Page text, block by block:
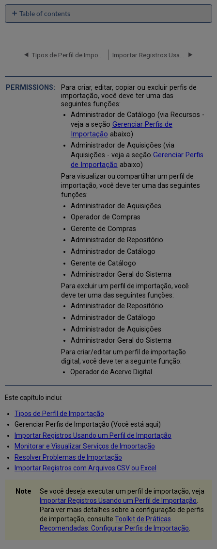
Table of contents
Importação
Página
de
Importação
Perfis
Importação
Abas
Página
Importação
Ações
Disponíveis
Importação
Importação:
Tipo
de
Perfil
Criar/Editar
um
Perfil
de
Gerais
Testar
Para criar, editar, copiar ou excluir perfis de
importação, você deve ter uma das
seguintes funções:
Administrador de Catálogo (via Recursos -
veja a seção Gerenciar Perfis de
Importação abaixo)
Administrador de Aquisições (via
Aquisições - veja a seção Gerenciar Perfis
de Importação abaixo)
Para visualizar ou compartilhar um perfil de
importação, você deve ter uma das seguintes
funções:
Administrador de Aquisições
Operador de Compras
Gerente de Compras
Administrador de Repositório
Administrador de Catálogo
Gerente de Catálogo
Administrador Geral do Sistema
Para excluir um perfil de importação, você
deve ter uma das seguintes funções:
Administrador de Repositório
Administrador de Catálogo
Administrador de Aquisições
Administrador Geral do Sistema
Para criar/editar um perfil de importação
digital, você deve ter a seguinte função:
Operador de Acervo Digital
Este capítulo inclui:
Tipos de Perfil de Importação
Gerenciar Perfis de Importação (Você está aqui)
Importar Registros Usando um Perfil de Importação
Monitorar e Visualizar Serviços de Importação
Resolver Problemas de Importação
Importar Registros com Arquivos CSV ou Excel
Se você deseja executar um perfil de importação, veja
Importar Registros Usando um Perfil de Importação
Para ver mais detalhes sobre a configuração de perfis
de importação, consulteToolkit de Práticas
Recomendadas: Configurar Perfis de Importação